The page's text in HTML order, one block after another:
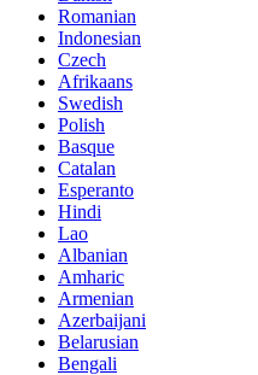
Romanian
Indonesian
Czech
Afrikaans
Swedish
Polish
Basque
Catalan
Esperanto
Hindi
Lao
Albanian
Amharic
Armenian
Azerbaijani
Belarusian
Bengali